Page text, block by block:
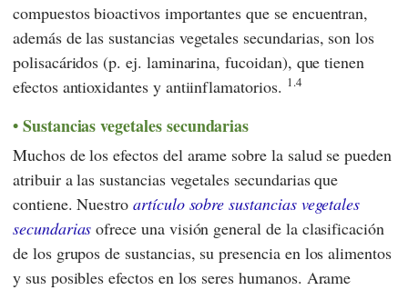
compuestos bioactivos importantes que se encuentran,
además de las sustancias vegetales secundarias, son los
polisacáridos (p. ej. laminarina, fucoidan), que tienen
efectos antioxidantes y antiinflamatorios. 1.4
Sustancias vegetales secundarias
Muchos de los efectos del arame sobre la salud se pueden
atribuir a las sustancias vegetales secundarias que
contiene. Nuestroartículo sobre sustancias vegetales
secundarias ofrece una visión general de la clasificación
de los grupos de sustancias, su presencia en los alimentos
y sus posibles efectos en los seres humanos. Arame